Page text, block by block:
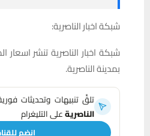
شبكة اخبار الناصرية:
شبكة اخبار الناصرية تنشر اسعار
بمدينة الناصرية.
تلقَّ تنبيهات وتحديثات
الناصريةعلى التليغرام
انضم